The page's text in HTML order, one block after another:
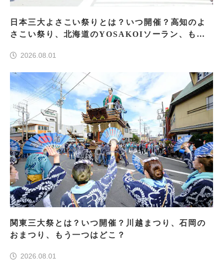
日本三大よさこい祭りとは？いつ開催？高知のよ
さこい祭り、北海道のYOSAKOIソーラン、もう
2026.08.01
関東三大祭とは？いつ開催？川越まつり、石岡の
おまつり、もう一つはどこ？
2026.08.01